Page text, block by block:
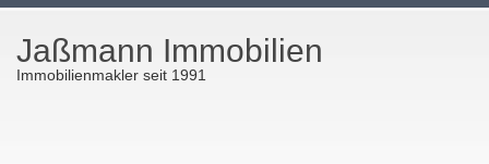
Jaßmann Immobilien
Immobilienmakler seit 1991